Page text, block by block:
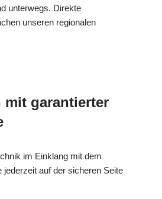
unterwegs. Direkte
unseren regionalen
mit garantierter
im Einklang mit dem
jederzeit auf der sicheren Seite